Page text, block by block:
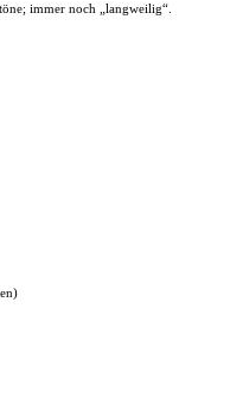
immer noch „langweilig“.
zu dünn
noch zu dünn